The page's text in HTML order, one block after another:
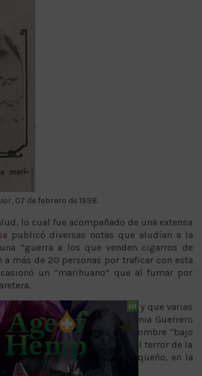
07 de febrero de 1938.
lo cual fue acompañado de una extensa
publicó diversas notas que aludían a la
“guerra a los que venden cigarros de
más de 20 personas por traficar con esta
un “marihuano” que al fumar por
el vicio de la marihuana” y que varias
que un hombre en la colonia Guerrero
y se aseguró que otro hombre “bajo
se había convertido en “el terror de la
electrocutar a un pequeño, en la
enervante”.